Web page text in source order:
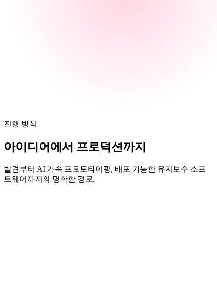
진행 방식
아이디어에서 프로덕션까지
발견부터 AI 가속 프로토타이핑, 배포 가능한 유지보수 소프
트웨어까지의 명확한 경로.